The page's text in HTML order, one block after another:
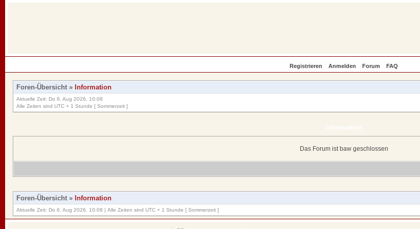
Registrieren Anmelden Forum FAQ
Foren-Übersicht » Information
Aktuelle Zeit: Do 6. Aug 2026, 10:08
Alle Zeiten sind UTC + 1 Stunde [ Sommerzeit ]
Das Forum ist baw geschlossen
Foren-Übersicht » Information
Aktuelle Zeit: Do 6. Aug 2026, 10:08 | Alle Zeiten sind UTC + 1 Stunde [ Sommerzeit ]